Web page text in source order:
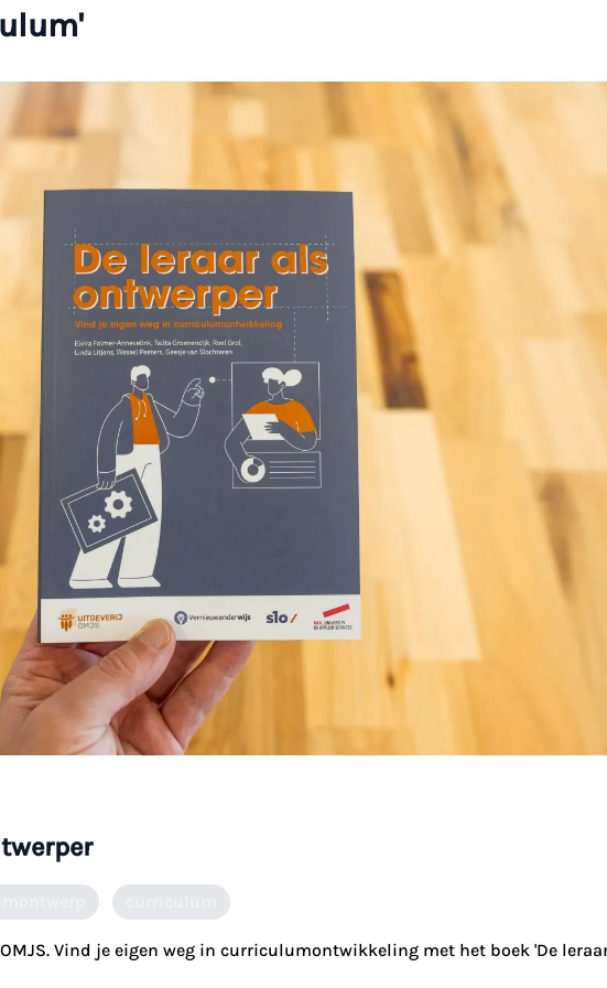
Vind je eigen weg in curriculumontwikkeling met het boek 'De